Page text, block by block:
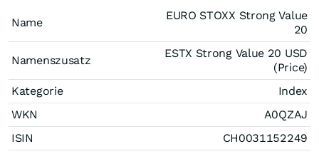
Name
EURO STOXX Strong Value
20
Namenszusatz
ESTX Strong Value 20 USD
(Price)
Kategorie
Index
WKN
A0QZAJ
ISIN
CH0031152249